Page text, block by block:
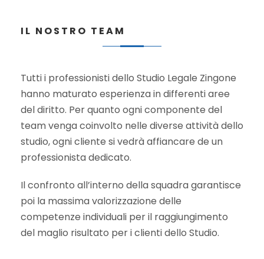
IL NOSTRO TEAM
Tutti i professionisti dello Studio Legale Zingone
hanno maturato esperienza in differenti aree
del diritto. Per quanto ogni componente del
team venga coinvolto nelle diverse attività dello
studio, ogni cliente si vedrà affiancare de un
professionista dedicato.
Il confronto all’interno della squadra garantisce
poi la massima valorizzazione delle
competenze individuali per il raggiungimento
del maglio risultato per i clienti dello Studio.